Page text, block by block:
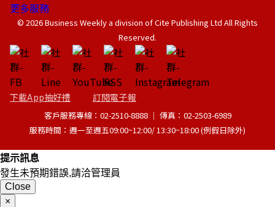
更多服務
© 2026 Business Weekly a division of Cite Publishing Ltd All Rights
Reserved.
下載App抽好禮 訂閱電子報
客戶服務專線：02-2510-8888 │ 傳真：02-2503-6989
服務時間：週一至週五09:00~12:00/ 13:30~18:00 (例假日除外)
提示訊息
發生未預期錯誤,請洽管理員
Close
×